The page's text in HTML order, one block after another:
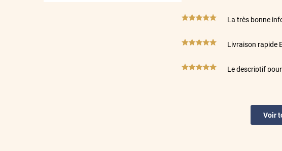
*****La très bonne
*****Livraison rapide
*****Le descriptif
RAS colis bien
Voir